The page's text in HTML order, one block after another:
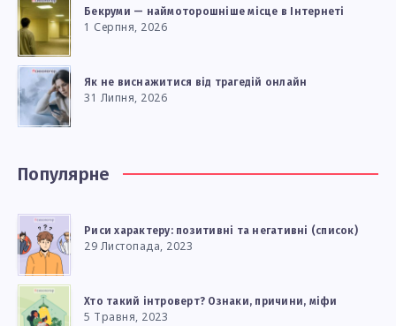
Бекруми — наймоторошніше місце в Інтернеті
1 Серпня, 2026
Як не виснажитися від трагедій онлайн
31 Липня, 2026
Популярне
Риси характеру: позитивні та негативні (список)
29 Листопада, 2023
Хто такий інтроверт? Ознаки, причини, міфи
5 Травня, 2023